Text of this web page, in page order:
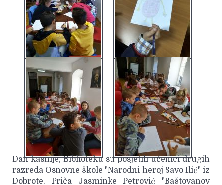
Dan kasnije, Biblioteku su posjetili učenici drugih
razreda Osnovne škole "Narodni heroj Savo Ilić" iz
Dobrote. Priča Jasminke Petrović "Baštovanov